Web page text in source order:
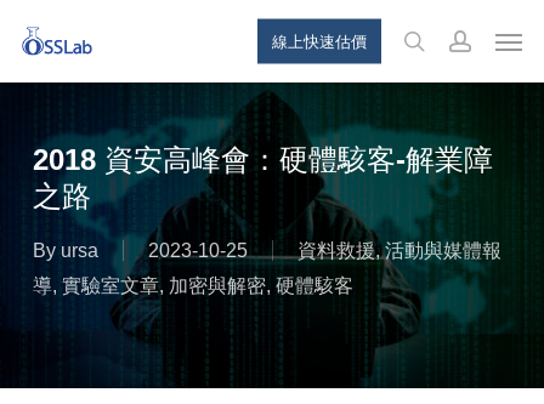
main
線上快速估價
searchaccount
2018 資安高峰會：硬體駭客-解業障
之路
By ursa 2023-10-25 資料救援,活動與媒體報
導, 實驗室文章, 加密與解密, 硬體駭客